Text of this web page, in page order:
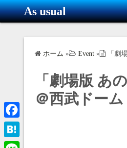
コ
ン
ッ
プ
As usual
ホーム » Event » 「劇
「劇場版 あ
＠西武ドーム
F
a
H